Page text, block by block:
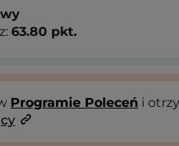
63.80 pkt.
Programie Poleceń i